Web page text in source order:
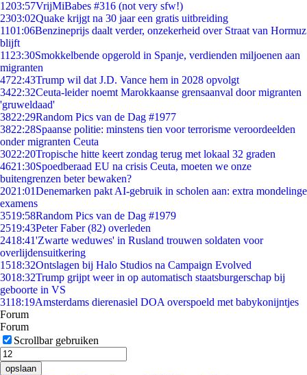
1203:57VrijMiBabes #316 (not very sfw!)
2303:02Quake krijgt na 30 jaar een gratis uitbreiding
1101:06Benzineprijs daalt verder, onzekerheid over Straat van Hormuz
blijft
11 23:30Smokkelbende opgerold in Spanje, verdienden miljoenen aan
migranten
4722:43Trump wil dat J.D. Vance hem in 2028 opvolgt
3422:32Ceuta-leider noemt Marokkaanse grensaanval door migranten
'gruweldaad'
3822:29Random Pics van de Dag #1977
3822:28Spaanse politie: minstens tien voor terrorisme veroordeelden
onder migranten Ceuta
3022:20Tropische hitte keert zondag terug met lokaal 32 graden
4621:30Spoedberaad EU na crisis Ceuta, moeten we onze
buitengrenzen beter bewaken?
2021:01Denemarken pakt AI-gebruik in scholen aan: extra mondelinge
examens
3519:58Random Pics van de Dag #1979
2519:43Peter Faber (82) overleden
2418:41'Zwarte weduwes' in Rusland trouwen soldaten voor
overlijdensuitkering
1518:32Ontslagen bij Halo Studios na Campaign Evolved
3018:32Trump grijpt weer in op automatisch staatsburgerschap bij
geboorte in VS
3118:19Amsterdams dierenasiel DOA overspoeld met babykonijntjes
Forum
Forum
Scrollbar gebruiken
opslaan